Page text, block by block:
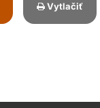
Vytlačiť